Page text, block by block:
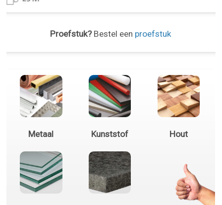
Proefstuk?Bestel een proefstuk
Metaal Kunststof Hout